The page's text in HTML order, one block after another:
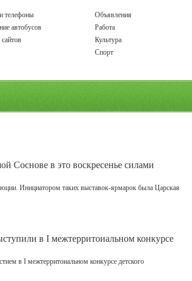
телефоны
автобусов
Объявления
Работа
Культура
Спорт
Соснове в это воскресенье силами
Инициатором таких выставок-ярмарок была Царская
в I межтерритоиальном конкурсе
в I межтерритоиальном конкурсе детского